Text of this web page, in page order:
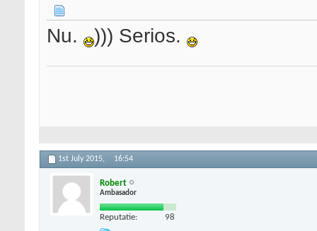
Nu. ))) Serios.
1st July 2015, 16:54
Robert
Ambasador
Reputatie: 98